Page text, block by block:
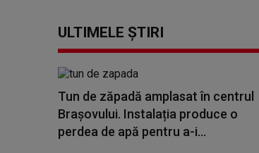
ULTIMELE ȘTIRI
Tun de zăpadă amplasat în centrul
Brașovului. Instalația produce o
perdea de apă pentru a-i...